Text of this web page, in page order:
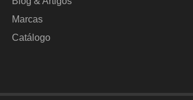
Marcas
Catálogo